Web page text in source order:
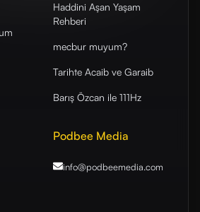
Haddini Aşan Yaşam
Rehberi
mecbur muyum?
Tarihte Acaib ve Garaib
Barış Özcan ile 111Hz
Podbee Media
info@podbeemedia.com